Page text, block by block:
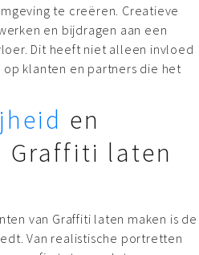
te creëren. Creatieve
en bijdragen aan een
Dit heeft niet alleen invloed
klanten en partners die het
en
Graffiti laten
van Graffiti laten maken is de
Van realistische portretten